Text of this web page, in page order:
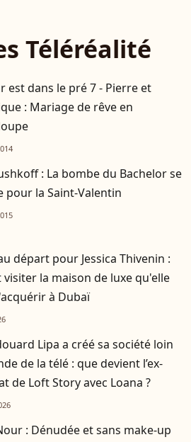
Téléréalité
est dans le pré 7 - Pierre et
: Mariage de rêve en
: La bombe du Bachelor se
pour la Saint-Valentin
départ pour Jessica Thivenin :
visiter la maison de luxe qu'elle
à Dubaï
Lipa a créé sa société loin
de la télé : que devient l’ex-
de Loft Story avec Loana ?
: Dénudée et sans make-up